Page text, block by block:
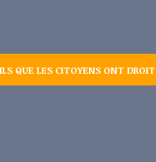
QUE LES CITOYENS ONT DROIT